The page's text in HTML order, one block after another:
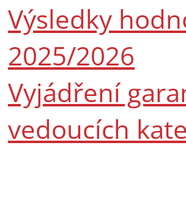
Výsledky
2025/2026
Vyjádření
vedoucích